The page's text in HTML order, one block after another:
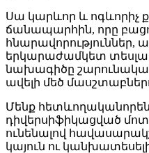
Սա կարևոր և ոգևորիչ
ճանապարհին, որը
հնարավորություններ,
երկարաժամկետ
նախագիծը
ավելի մեծ
Մենք
դիվերսիֆիկացված
ունենալով
կայուն ու